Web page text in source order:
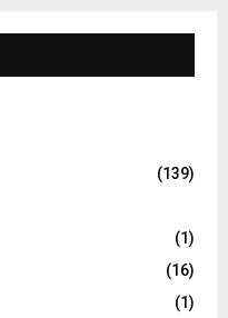
(139)
(1)
(16)
(1)